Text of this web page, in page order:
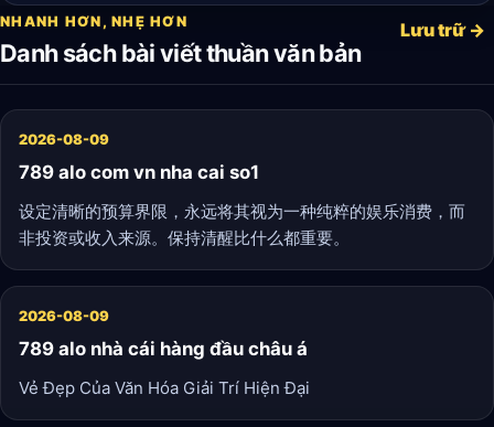
NHANH HƠN, NHẸ HƠN
Danh sách bài viết thuần văn bản
Lưu trữ →
2026-08-09
789 alo com vn nha cai so1
设定清晰的预算界限，永远将其视为一种纯粹的娱乐消费，而
非投资或收入来源。保持清醒比什么都重要。
2026-08-09
789 alo nhà cái hàng đầu châu á
Vẻ Đẹp Của Văn Hóa Giải Trí Hiện Đại